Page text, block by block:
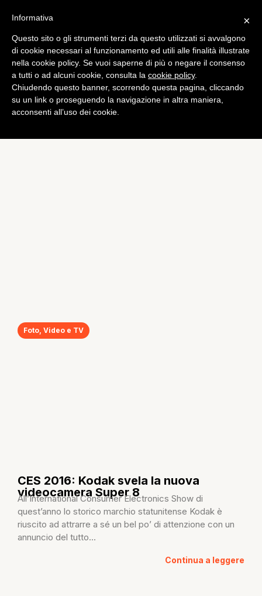
Foto, Video e TV
CES 2016: Kodak svela la nuova
videocamera Super 8
All’International Consumer Electronics Show di
quest’anno lo storico marchio statunitense Kodak è
riuscito ad attrarre a sé un bel po’ di attenzione con un
annuncio del tutto...
Continua a leggere
×
Informativa
Questo sito o gli strumenti terzi da questo utilizzati si avvalgono
di cookie necessari al funzionamento ed utili alle finalità illustrate
nella cookie policy. Se vuoi saperne di più o negare il consenso
a tutti o ad alcuni cookie, consulta la cookie policy.
Chiudendo questo banner, scorrendo questa pagina, cliccando
su un link o proseguendo la navigazione in altra maniera,
acconsenti all’uso dei cookie.